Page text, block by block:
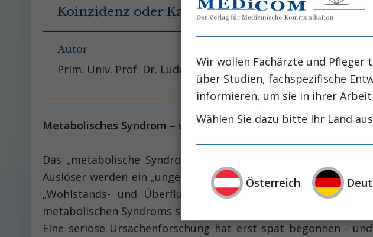
Koinzidenz oder Kausalität?
Autor
Prim. Univ. Prof. Dr. Ludwig Kramer - Krankenhaus Hietzing
Metabolisches Syndrom – woher und warum?
Das „metabolische Syndrom“ ist Ende des 20.
Auslöser werden ein „ungesunder“ Lebensstil mit
„Wohlstands- und Überflussgesellschaft“, sowie
metabolischen Syndroms sind vor allem in den USA allerdings
Eine seriöse Ursachenforschung hat erst spät begonnen -
Wir wollen Fachärzte und
über Studien, fachspezifische
informieren, um sie in ihrer
Wählen Sie dazu bitte Ihr Land
Österreich